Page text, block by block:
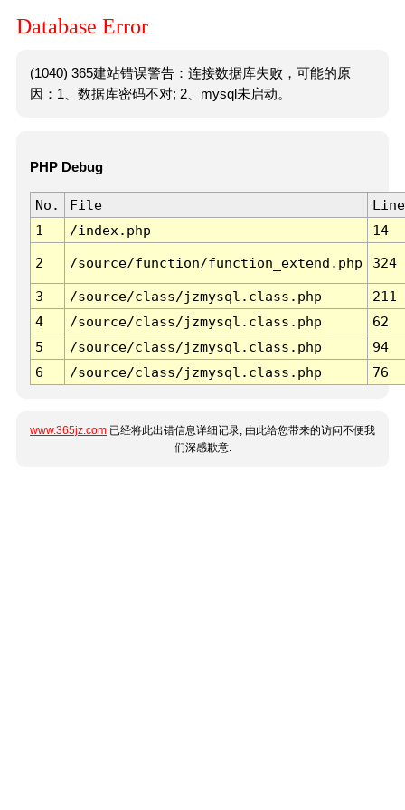
Database Error
(1040) 365建站错误警告：连接数据库失败，可能的原
因：1、数据库密码不对; 2、mysql未启动。
PHP Debug
No. File
Line
1
/index.php 14
2 /source/function/function_extend.php 324
3 /source/class/jzmysql.class.php
211
4
/source/class/jzmysql.class.php
62
5
/source/class/jzmysql.class.php
94
6
/source/class/jzmysql.class.php 76
www.365jz.com 已经将此出错信息详细记录, 由此给您带来的访问不便我
们深感歉意.